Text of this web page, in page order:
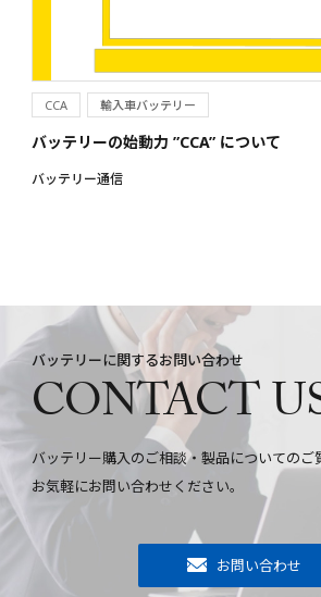
CCA 輸入車バッテリー
バッテリーの始動力 ”CCA” について
バッテリー通信
バッテリーに関するお問い合わせ
CONTACT
バッテリー購入のご相談・製品についてのご
お気軽にお問い合わせください。
お問い合わせ